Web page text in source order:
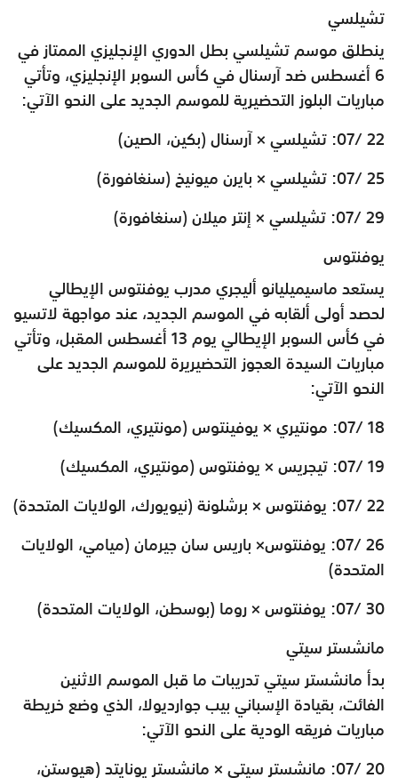
تشيلسي
ينطلق موسم تشيلسي بطل الدوري الإنجليزي الممتاز في
6 أغسطس ضد آرسنال في كأس السوبر الإنجليزي، وتأتي
مباريات البلوز التحضيرية للموسم الجديد على النحو الآتي:
22 /07: تشيلسي × آرسنال (بكين، الصين)
25 /07: تشيلسي × بايرن ميونيخ (سنغافورة)
29 /07: تشيلسي × إنتر ميلان (سنغافورة)
يوفنتوس
يستعدماسيميليانو أليجريمدرب يوفنتوس الإيطالي
لحصد أولى ألقابه في الموسم الجديد، عند مواجهة لاتسيو
في كأس السوبر الإيطالي يوم 13 أغسطس المقبل، وتأتي
مباريات السيدة العجوز التحضيريرة للموسم الجديد على
النحو الآتي:
18 /07: مونتيري × يوفينتوس (مونتيري، المكسيك)
19 /07: تيجريس × يوفنتوس (مونتيري، المكسيك)
22 /07: يوفنتوس × برشلونة (نيويورك، الولايات المتحدة)
26 /07: يوفنتوس× باريس سان جيرمان (ميامي، الولايات
المتحدة)
30 /07: يوفنتوس × روما (بوسطن، الولايات المتحدة)
مانشستر سيتي
بدأ مانشستر سيتي تدريبات ما قبل الموسم الاثنين
الفائت، بقيادة الإسباني بيب جوارديولا، الذي وضع خريطة
مباريات فريقه الودية على النحو الآتي:
20 /07: مانشستر سيتي × مانشستر يونايتد (هيوستن،